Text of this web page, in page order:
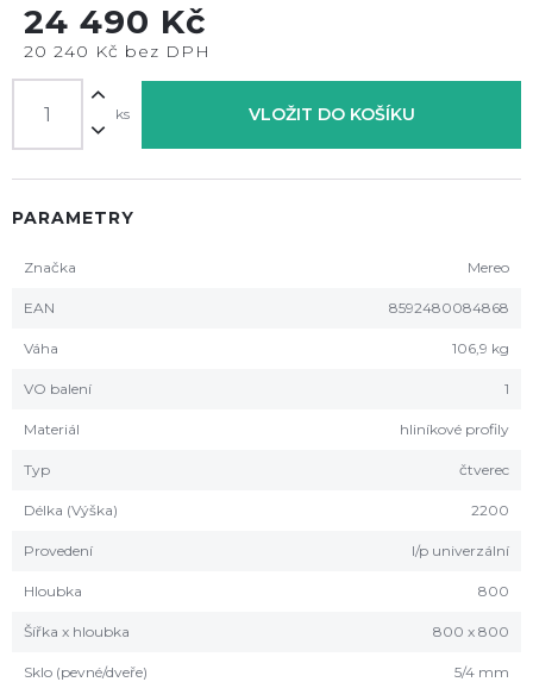
24 490 Kč
20 240 Kč bez DPH
ks VLOŽIT DO KOŠÍKU
PARAMETRY
Značka Mereo
EAN 8592480084868
Váha 106,9 kg
VO balení 1
Materiál hliníkové profily
Typ čtverec
Délka (Výška) 2200
Provedení l/p univerzální
Hloubka 800
Šířka x hloubka 800 x 800
Sklo (pevné/dveře) 5/4 mm